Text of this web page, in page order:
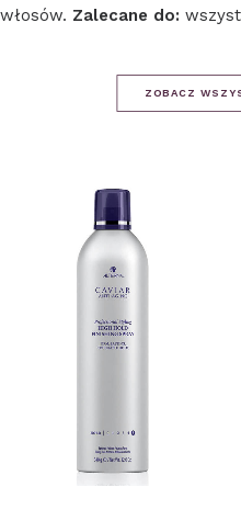
włosów. Zalecane do:
ZOBACZ